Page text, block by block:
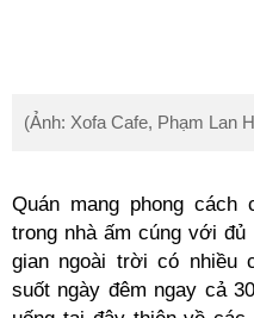
(Ảnh: Xofa Cafe, Phạm Lan
Quán mang phong cách
trong nhà ấm cúng với
gian ngoài trời có nhiều
suốt ngày đêm ngay cả